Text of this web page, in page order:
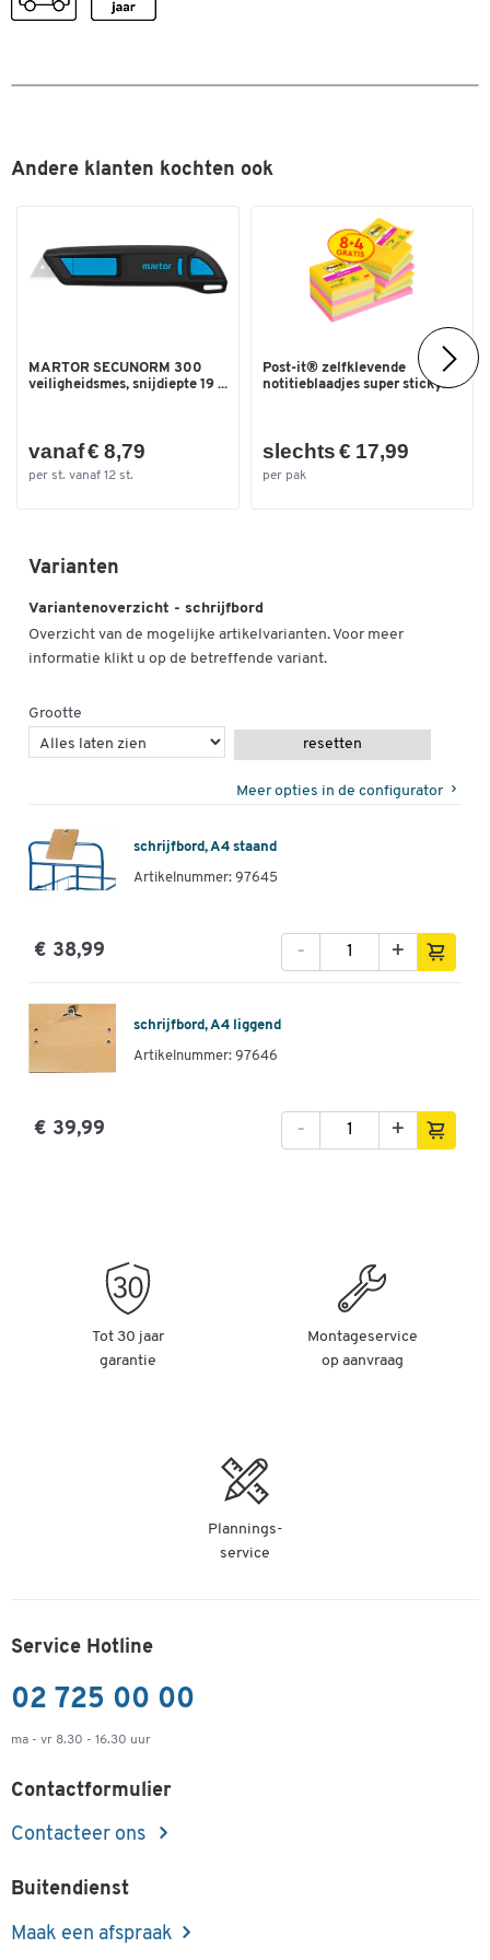
Andere klanten kochten ook
MARTOR SECUNORM 300
veiligheidsmes, snijdiepte 19 ...
vanaf € 8,79
per st. vanaf 12 st.
Post-it® zelfklevende
notitieblaadjes super sticky...
slechts € 17,99
per pak
Varianten
Variantenoverzicht - schrijfbord
Overzicht van de mogelijke artikelvarianten. Voor meer
informatie klikt u op de betreffende variant.
Grootte
resetten
Meer opties in de configurator
schrijfbord, A4 staand
Artikelnummer: 97645
€ 38,99 +
-
schrijfbord, A4 liggend
Artikelnummer: 97646
€ 39,99 +
-
Tot 30 jaar
garantie
Montageservice
op aanvraag
Plannings-
service
Service Hotline
02 725 00 00
ma - vr 8.30 - 16.30 uur
Contactformulier
Contacteer ons
Buitendienst
Maak een afspraak